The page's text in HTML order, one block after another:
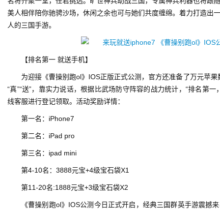
手
机
机
游
美人相伴陪你驰骋沙场，休闲之余也可与她们共度缠绵。着力打造出
人的三国手游。
【排名第一 就送手机】
为迎接《曹操别跑ol》IOS正版正式公测，官方还准备了万元苹果
“真”“送”，靠实力说话，根据比武场防守阵容的战力统计，“排名第
线客服进行登记领取。活动奖励详情：
第一名：iPhone7
第二名：iPad pro
第三名：ipad mini
第4-10名：3888元宝+4级宝石袋X1
第11-20名:1888元宝+3级宝石袋X2
《曹操别跑ol》IOS公测今日正式开启，经典三国群英手游震撼